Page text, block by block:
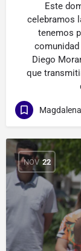
Este
celebramos
tenemos
Diego
que
Magdalena
NOV 22